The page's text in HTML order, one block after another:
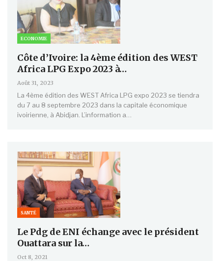
ECONOMIE
Côte d’Ivoire: la 4ème édition des WEST
Africa LPG Expo 2023 à…
Août 31, 2023
La 4ème édition des WEST Africa LPG expo 2023 se tiendra
du 7 au 8 septembre 2023 dans la capitale économique
ivoirienne, à Abidjan. L’information a…
SANTÉ
Le Pdg de ENI échange avec le président
Ouattara sur la…
Oct 8, 2021